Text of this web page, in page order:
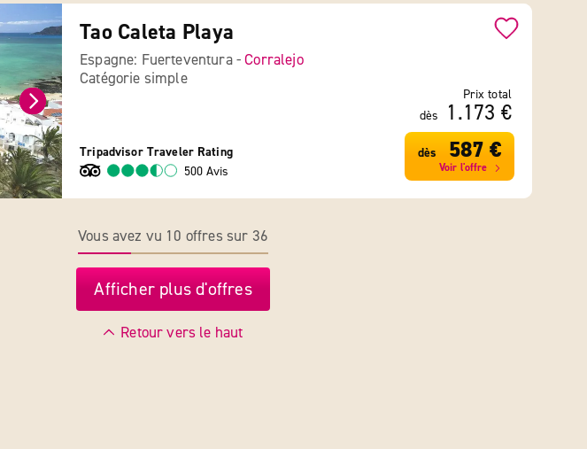
Tao Caleta Playa
Espagne: Fuerteventura -Corralejo
Catégorie simple
Tripadvisor Traveler Rating
500 Avis
Prix total
dès
1.173 €
dès 587 €
Voir l'offre
Vous avez vu 10 offres sur 36
Afficher plus d'offres
Retour vers le haut